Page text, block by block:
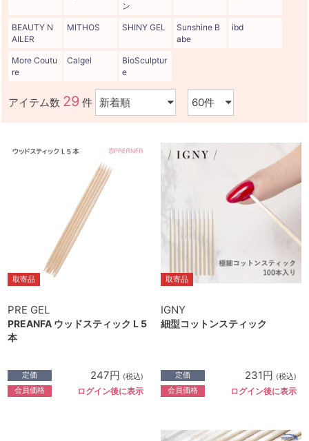
ン
BEAUTY N
AILER
MITHOS SHINY GEL
Sunshine B
abe
ibd
More Coutu
re
Calgel
BioSculptur
e
アイテム数 29 件
取寄品
PRE GEL
PREANFA ウッドスティック L 5
本
定価 247円 (税込)
会員価格 ログイン後に表示
取寄品
IGNY
細型コットンスティック
定価 231円 (税込)
会員価格 ログイン後に表示